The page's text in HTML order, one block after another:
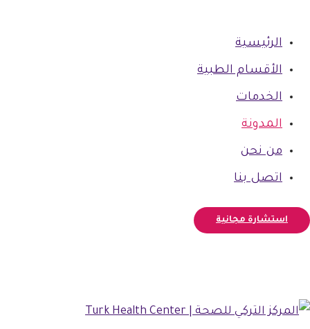
الرئيسية
الأقسام الطبية
الخدمات
المدونة
من نحن
اتصل بنا
استشارة مجانية